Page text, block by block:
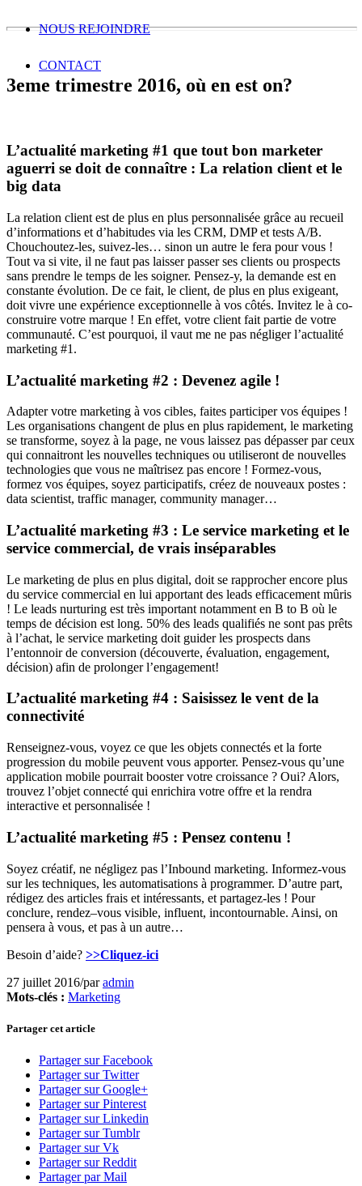
NOUS REJOINDRE
CONTACT
3eme trimestre 2016, où en est on?
L’actualité marketing #1 que tout bon marketer
aguerri se doit de connaître : La relation client et le
big data
La relation client est de plus en plus personnalisée grâce au recueil
d’informations et d’habitudes via les CRM, DMP et tests A/B.
Chouchoutez-les, suivez-les… sinon un autre le fera pour vous !
Tout va si vite, il ne faut pas laisser passer ses clients ou prospects
sans prendre le temps de les soigner. Pensez-y, la demande est en
constante évolution. De ce fait, le client, de plus en plus exigeant,
doit vivre une expérience exceptionnelle à vos côtés. Invitez le à co-
construire votre marque ! En effet, votre client fait partie de votre
communauté. C’est pourquoi, il vaut me ne pas négliger l’actualité
marketing #1.
L’actualité marketing #2 : Devenez agile !
Adapter votre marketing à vos cibles, faites participer vos équipes !
Les organisations changent de plus en plus rapidement, le marketing
se transforme, soyez à la page, ne vous laissez pas dépasser par ceux
qui connaitront les nouvelles techniques ou utiliseront de nouvelles
technologies que vous ne maîtrisez pas encore ! Formez-vous,
formez vos équipes, soyez participatifs, créez de nouveaux postes :
data scientist, traffic manager, community manager…
L’actualité marketing #3 : Le service marketing et le
service commercial, de vrais inséparables
Le marketing de plus en plus digital, doit se rapprocher encore plus
du service commercial en lui apportant des leads efficacement mûris
! Le leads nurturing est très important notamment en B to B où le
temps de décision est long. 50% des leads qualifiés ne sont pas prêts
à l’achat, le service marketing doit guider les prospects dans
l’entonnoir de conversion (découverte, évaluation, engagement,
décision) afin de prolonger l’engagement!
L’actualité marketing #4 : Saisissez le vent de la
connectivité
Renseignez-vous, voyez ce que les objets connectés et la forte
progression du mobile peuvent vous apporter. Pensez-vous qu’une
application mobile pourrait booster votre croissance ? Oui? Alors,
trouvez l’objet connecté qui enrichira votre offre et la rendra
interactive et personnalisée !
L’actualité marketing #5 : Pensez contenu !
Soyez créatif, ne négligez pas l’Inbound marketing. Informez-vous
sur les techniques, les automatisations à programmer. D’autre part,
rédigez des articles frais et intéressants, et partagez-les ! Pour
conclure, rendez–vous visible, influent, incontournable. Ainsi, on
pensera à vous, et pas à un autre…
Besoin d’aide? >>Cliquez-ici
27 juillet 2016/paradmin
Mots-clés : Marketing
Partager cet article
Partager sur Facebook
Partager sur Twitter
Partager sur Google+
Partager sur Pinterest
Partager sur Linkedin
Partager sur Tumblr
Partager sur Vk
Partager sur Reddit
Partager par Mail